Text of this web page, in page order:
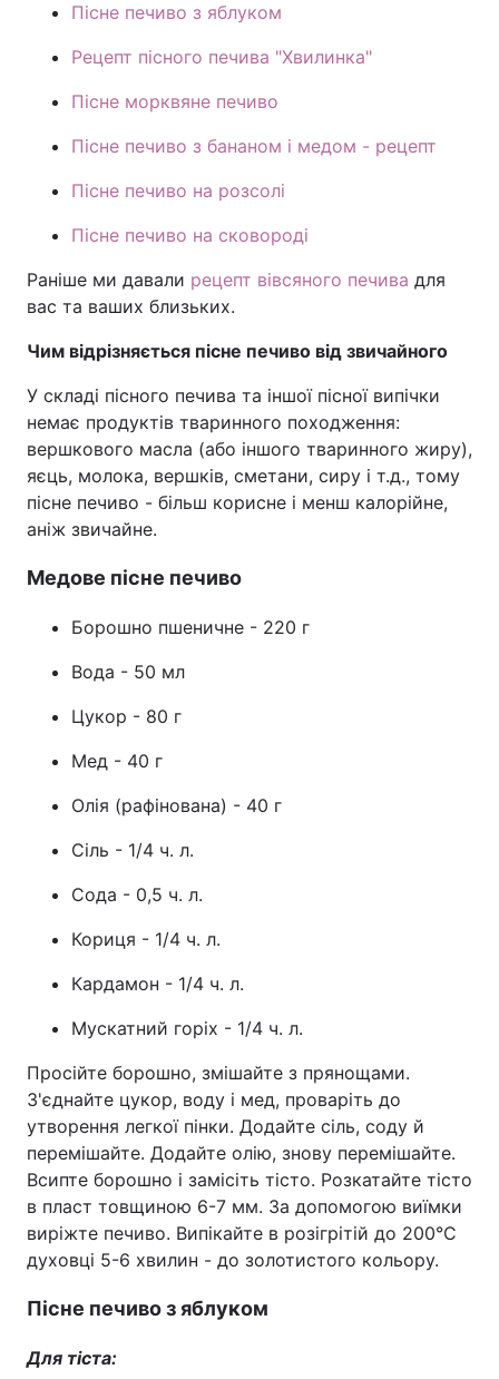
Пісне печиво з яблуком
Рецепт пісного печива "Хвилинка"
Пісне морквяне печиво
Пісне печиво з бананом і медом - рецепт
Пісне печиво на розсолі
Пісне печиво на сковороді
Раніше ми давали рецепт вівсяного печива для
вас та ваших близьких.
Чим відрізняється пісне печиво від звичайного
У складі пісного печива та іншої пісної випічки
немає продуктів тваринного походження:
вершкового масла (або іншого тваринного жиру),
яєць, молока, вершків, сметани, сиру і т.д., тому
пісне печиво - більш корисне і менш калорійне,
аніж звичайне.
Медове пісне печиво
Борошно пшеничне - 220 г
Вода - 50 мл
Цукор - 80 г
Мед - 40 г
Олія (рафінована) - 40 г
Сіль - 1/4 ч. л.
Сода - 0,5 ч. л.
Кориця - 1/4 ч. л.
Кардамон - 1/4 ч. л.
Мускатний горіх - 1/4 ч. л.
Просійте борошно, змішайте з прянощами.
З'єднайте цукор, воду і мед, проваріть до
утворення легкої пінки. Додайте сіль, соду й
перемішайте. Додайте олію, знову перемішайте.
Всипте борошно і замісіть тісто. Розкатайте тісто
в пласт товщиною 6-7 мм. За допомогою виїмки
виріжте печиво. Випікайте в розігрітій до 200°C
духовці 5-6 хвилин - до золотистого кольору.
Пісне печиво з яблуком
Для тіста: